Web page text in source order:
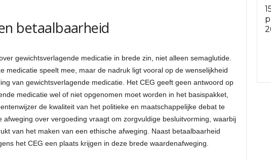
e
betaalbaarheid
gewichtsverlagende medicatie in brede zin, niet alleen semaglutide.
medicatie speelt mee, maar de nadruk ligt vooral op de wenselijkheid
van gewichtsverlagende medicatie. Het CEG geeft geen antwoord op
medicatie wel of niet opgenomen moet worden in het basispakket,
de kwaliteit van het politieke en maatschappelijke debat te
afweging over vergoeding vraagt om zorgvuldige besluitvorming, waarbij
van het maken van een ethische afweging. Naast betaalbaarheid
het CEG een plaats krijgen in deze brede waardenafweging.